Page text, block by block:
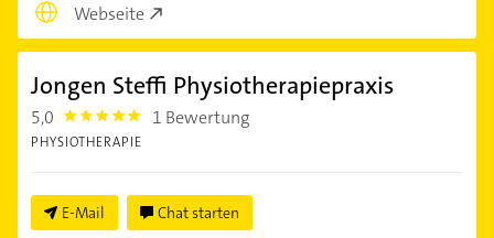
Webseite
Jongen Steffi Physiotherapiepraxis
5,0 5.0 1 Bewertung
PHYSIOTHERAPIE
E-Mail Chat starten